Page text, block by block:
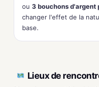
ou 3 bouchons d'argent
changer l'effet de la
base.
Lieux de